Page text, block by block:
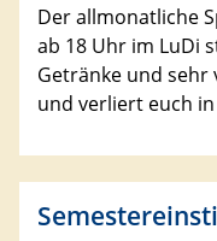
Der allmonatliche
ab 18 Uhr im LuDi
Getränke und sehr
und verliert euch